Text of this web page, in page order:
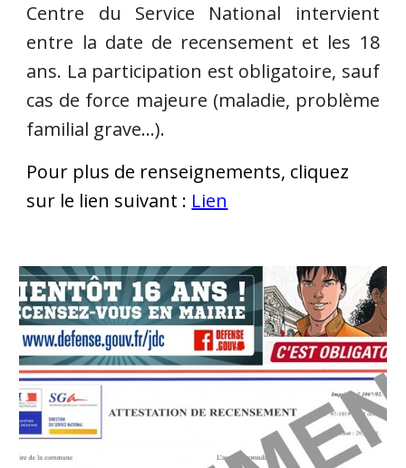
Centre du Service National intervient
entre la date de recensement et les 18
ans. La participation est obligatoire, sauf
cas de force majeure (maladie, problème
familial grave…).
Pour plus de renseignements, cliquez
sur le lien suivant : Lien